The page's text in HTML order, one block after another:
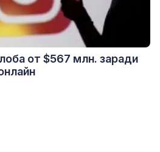
от $567 млн. заради